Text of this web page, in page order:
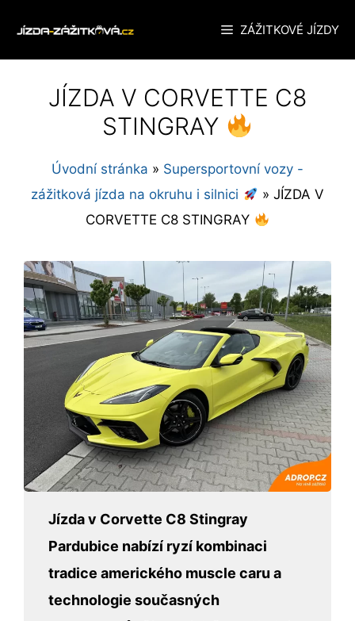
ZÁŽITKOVÉ JÍZDY
JÍZDA V CORVETTE C8
STINGRAY
Úvodní stránka » Supersportovní vozy -
zážitková jízda na okruhu i silnici
» JÍZDA V
CORVETTE C8 STINGRAY
Jízda v Corvette C8 Stingray
Pardubice nabízí ryzí kombinaci
tradice amerického muscle caru a
technologie současných